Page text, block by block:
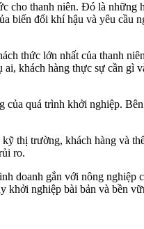
cho thanh niên. Đó là những
biến đổi khí hậu và yêu cầu
thức lớn nhất của thanh
khách hàng thực sự cần gì
quá trình khởi nghiệp.
thị trường, khách hàng và
ro.
doanh gắn với nông nghiệp
khởi nghiệp bài bản và bền